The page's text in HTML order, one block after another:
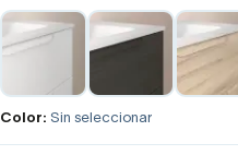
Color: Sin seleccionar